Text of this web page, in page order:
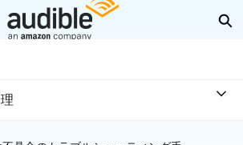
オ品質の問題